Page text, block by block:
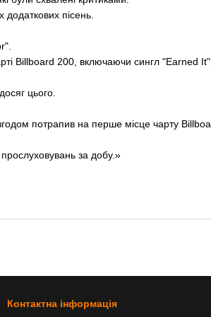
додаткових пісень.
Billboard 200, включаючи сингл "Earned
цього.
потрапив на перше місце чарту
за добу.»
Контактна інформація